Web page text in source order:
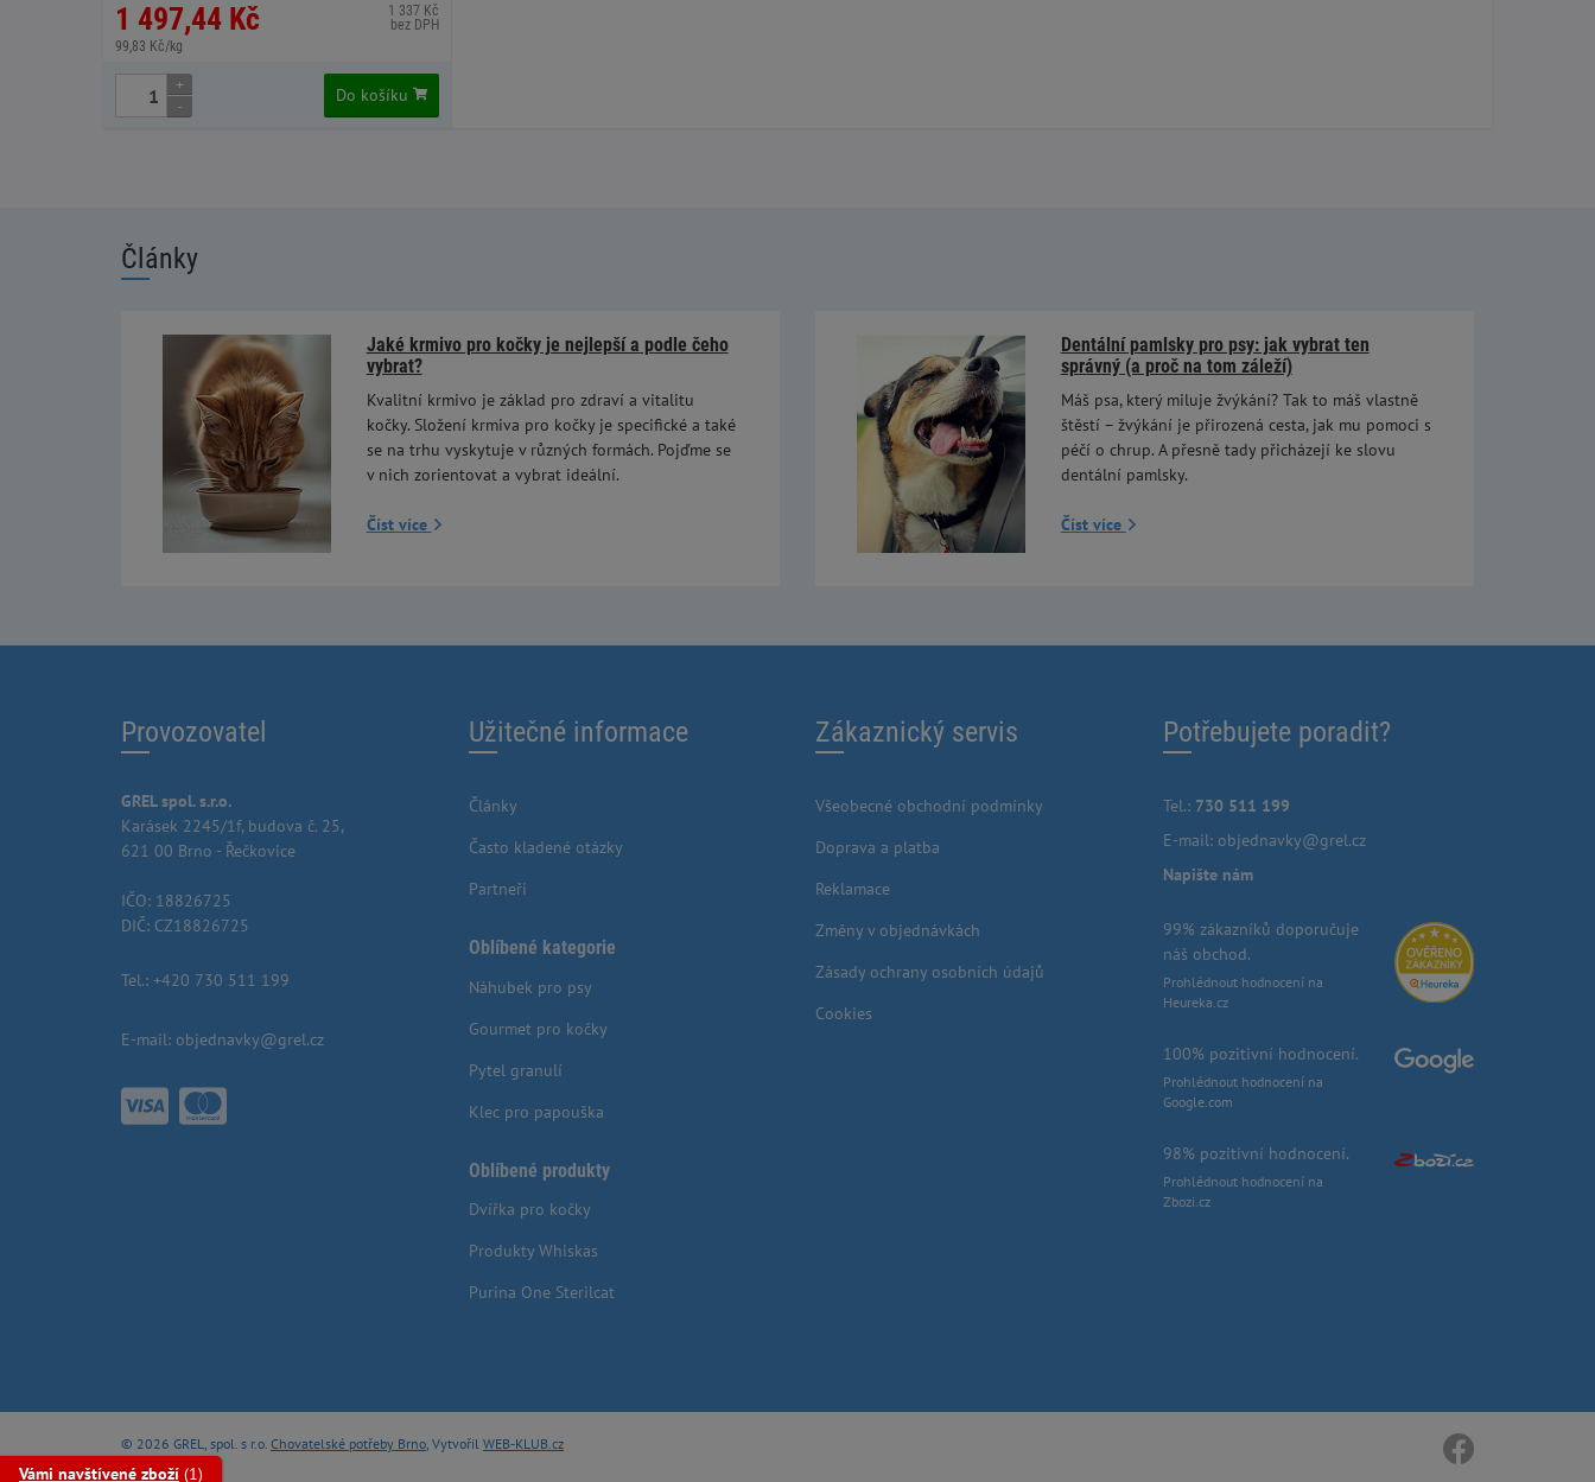
1 497,44 Kč
99,83 Kč/kg
1 337 Kč
bez DPH
+
-
Do košíku
Články
Jaké krmivo pro kočky je nejlepší a podle čeho
vybrat?
Kvalitní krmivo je základ pro zdraví a vitalitu
kočky. Složení krmiva pro kočky je specifické a také
se na trhu vyskytuje v různých formách. Pojďme se
v nich zorientovat a vybrat ideální.
Číst více
Dentální pamlsky pro psy: jak vybrat ten
správný (a proč na tom záleží)
Máš psa, který miluje žvýkání? Tak to máš vlastně
štěstí – žvýkání je přirozená cesta, jak mu pomoci s
péčí o chrup. A přesně tady přicházejí ke slovu
dentální pamlsky.
Číst více
Provozovatel
GREL spol. s.r.o.
Karásek 2245/1f, budova č. 25,
621 00 Brno - Řečkovice
IČO: 18826725
DIČ: CZ18826725
Tel.: +420 730 511 199
E-mail: objednavky@grel.cz
Užitečné informace
Články
Často kladené otázky
Partneři
Oblíbené kategorie
Náhubek pro psy
Gourmet pro kočky
Pytel granulí
Klec pro papouška
Oblíbené produkty
Dvířka pro kočky
Produkty Whiskas
Purina One Sterilcat
Zákaznický servis
Všeobecné obchodní podmínky
Doprava a platba
Reklamace
Změny v objednávkách
Zásady ochrany osobních údajů
Cookies
Potřebujete poradit?
Tel.: 730 511 199
E-mail: objednavky@grel.cz
Napište nám
99% zákazníků doporučuje
náš obchod.
Prohlédnout hodnocení na
Heureka.cz
100% pozitivní hodnocení.
Prohlédnout hodnocení na
Google.com
98% pozitivní hodnocení.
Prohlédnout hodnocení na
Zbozi.cz
© 2026 GREL, spol. s r.o. Chovatelské potřeby Brno, Vytvořil WEB-KLUB.cz
Vámi navštívené zboží (1)